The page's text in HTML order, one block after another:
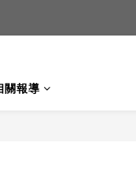
門市展示中✨
門市展示中✨
關報導